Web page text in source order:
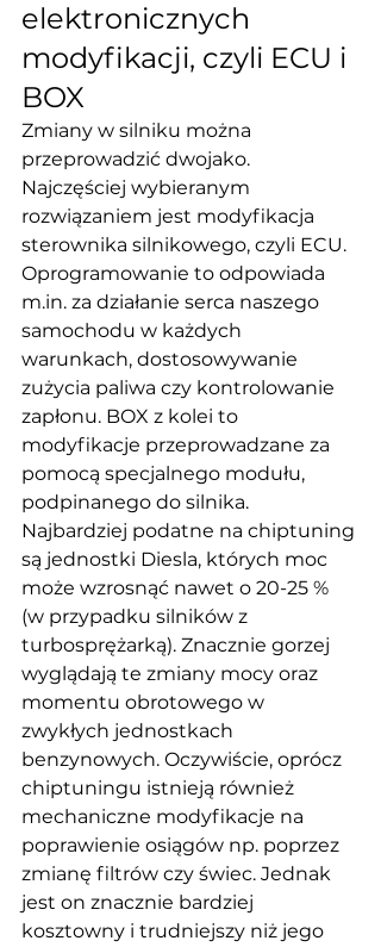
elektronicznych
modyfikacji, czyli ECU i
BOX
Zmiany w silniku można
przeprowadzić dwojako.
Najczęściej wybieranym
rozwiązaniem jest modyfikacja
sterownika silnikowego, czyli ECU.
Oprogramowanie to odpowiada
m.in. za działanie serca naszego
samochodu w każdych
warunkach, dostosowywanie
zużycia paliwa czy kontrolowanie
zapłonu. BOX z kolei to
modyfikacje przeprowadzane za
pomocą specjalnego modułu,
podpinanego do silnika.
Najbardziej podatne na chiptuning
są jednostki Diesla, których moc
może wzrosnąć nawet o 20-25 %
(w przypadku silników z
turbosprężarką). Znacznie gorzej
wyglądają te zmiany mocy oraz
momentu obrotowego w
zwykłych jednostkach
benzynowych. Oczywiście, oprócz
chiptuningu istnieją również
mechaniczne modyfikacje na
poprawienie osiągów np. poprzez
zmianę filtrów czy świec. Jednak
jest on znacznie bardziej
kosztowny i trudniejszy niż jego